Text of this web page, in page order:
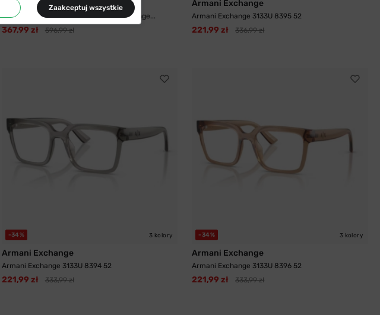
Armani Exchange
Okulary przeciwsloneczne Armani Exchange...
367,99 zł 596,99 zł
Armani Exchange
Armani Exchange 3133U 8395 52
221,99 zł 336,99 zł
-34% 3 kolory
Armani Exchange
Armani Exchange 3133U 8394 52
221,99 zł 333,99 zł
-34% 3 kolory
Armani Exchange
Armani Exchange 3133U 8396 52
221,99 zł 333,99 zł
Zaakceptuj wszystkie